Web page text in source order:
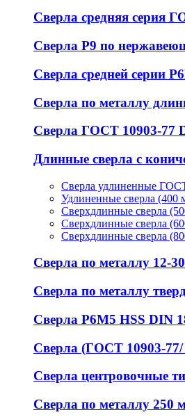
Сверла средняя серия
Сверла Р9 по
Сверла средней серии
Сверла по металлу
Сверла ГОСТ 10903-
Длинные сверла с
Сверла удлиненные
Удлиненные сверла (400
Сверхдлинные сверла
Сверхдлинные сверла
Сверхдлинные сверла
Сверла по металлу 12-
Сверла по металлу
Сверла Р6М5 HSS DIN
Сверла (ГОСТ 10903-
Сверла центровочные
Сверла по металлу 250